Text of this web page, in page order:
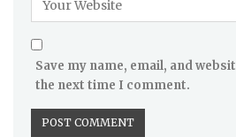
Save my name, email, and
the next time I comment.